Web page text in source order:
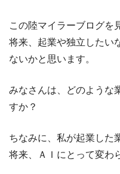
この陸マイラーブログを
将来、起業や独立したい
ないかと思います。
みなさんは、どのような
すか？
ちなみに、私が起業した
将来、ＡＩにとって変わ